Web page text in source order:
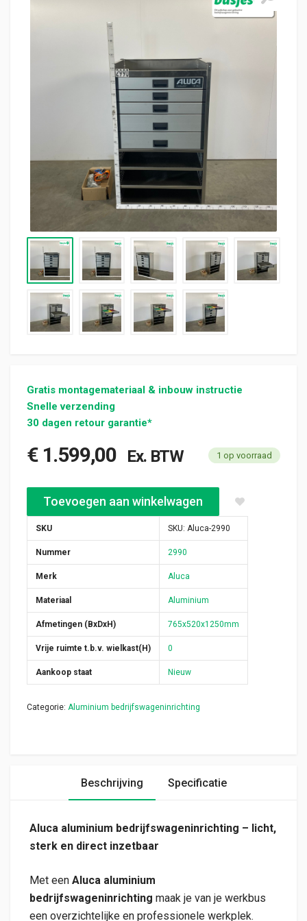
Gratis montagemateriaal & inbouw instructie
Snelle verzending
30 dagen retour garantie*
€1.599,00 Ex. BTW 1 op voorraad
Aluca bedrijfswageninrichting nieuw 765x520x1250mm (2990)
Toevoegen aan winkelwagen
SKU SKU: Aluca-2990
Nummer 2990
Merk Aluca
Materiaal Aluminium
Afmetingen (BxDxH) 765x520x1250mm
Vrije ruimte t.b.v. wielkast(H) 0
Aankoop staat Nieuw
Categorie: Aluminium bedrijfswageninrichting
Beschrijving Specificatie
Aluca aluminium bedrijfswageninrichting – licht,
sterk en direct inzetbaar
Met een Aluca aluminium
bedrijfswageninrichting maak je van je werkbus
een overzichtelijke en professionele werkplek.